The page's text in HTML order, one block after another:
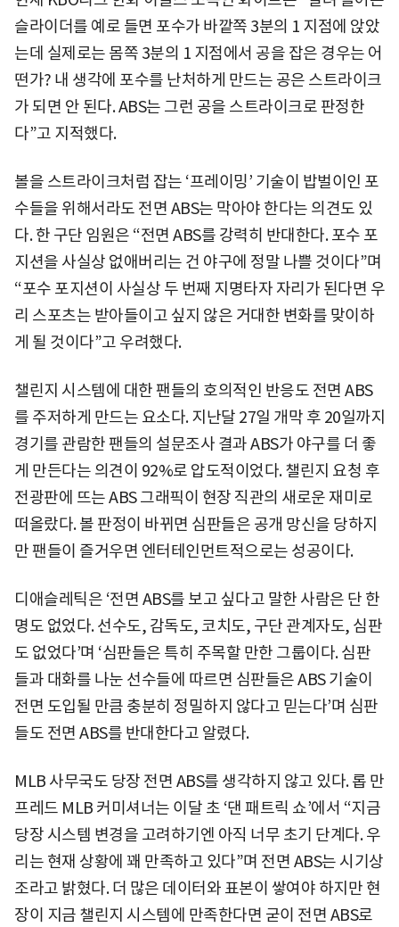
슬라이더를 예로 들면 포수가 바깥쪽 3분의 1 지점에 앉았
는데 실제로는 몸쪽 3분의 1 지점에서 공을 잡은 경우는 어
떤가? 내 생각에 포수를 난처하게 만드는 공은 스트라이크
가 되면 안 된다. ABS는 그런 공을 스트라이크로 판정한
다”고 지적했다.
볼을 스트라이크처럼 잡는 ‘프레이밍’ 기술이 밥벌이인 포
수들을 위해서라도 전면 ABS는 막아야 한다는 의견도 있
다. 한 구단 임원은 “전면 ABS를 강력히 반대한다. 포수 포
지션을 사실상 없애버리는 건 야구에 정말 나쁠 것이다”며
“포수 포지션이 사실상 두 번째 지명타자 자리가 된다면 우
리 스포츠는 받아들이고 싶지 않은 거대한 변화를 맞이하
게 될 것이다”고 우려했다.
챌린지 시스템에 대한 팬들의 호의적인 반응도 전면 ABS
를 주저하게 만드는 요소다. 지난달 27일 개막 후 20일까지
경기를 관람한 팬들의 설문조사 결과 ABS가 야구를 더 좋
게 만든다는 의견이 92%로 압도적이었다. 챌린지 요청 후
전광판에 뜨는 ABS 그래픽이 현장 직관의 새로운 재미로
떠올랐다. 볼 판정이 바뀌면 심판들은 공개 망신을 당하지
만 팬들이 즐거우면 엔터테인먼트적으로는 성공이다.
디애슬레틱은 ‘전면 ABS를 보고 싶다고 말한 사람은 단 한
명도 없었다. 선수도, 감독도, 코치도, 구단 관계자도, 심판
도 없었다’며 ‘심판들은 특히 주목할 만한 그룹이다. 심판
들과 대화를 나눈 선수들에 따르면 심판들은 ABS 기술이
전면 도입될 만큼 충분히 정밀하지 않다고 믿는다’며 심판
들도 전면 ABS를 반대한다고 알렸다.
MLB 사무국도 당장 전면 ABS를 생각하지 않고 있다. 롭 만
프레드 MLB 커미셔너는 이달 초 ‘댄 패트릭 쇼’에서 “지금
당장 시스템 변경을 고려하기엔 아직 너무 초기 단계다. 우
리는 현재 상황에 꽤 만족하고 있다”며 전면 ABS는 시기상
조라고 밝혔다. 더 많은 데이터와 표본이 쌓여야 하지만 현
장이 지금 챌린지 시스템에 만족한다면 굳이 전면 ABS로